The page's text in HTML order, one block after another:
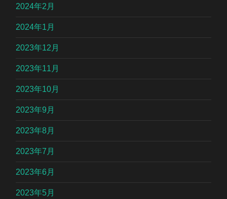
2024年2月
2024年1月
2023年12月
2023年11月
2023年10月
2023年9月
2023年8月
2023年7月
2023年6月
2023年5月